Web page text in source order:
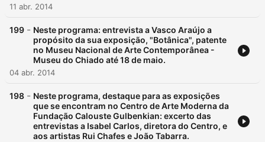
11 abr. 2014
199 - Neste programa: entrevista a Vasco Araújo a
propósito da sua exposição, "Botânica", patente
no Museu Nacional de Arte Contemporânea -
Museu do Chiado até 18 de maio.
04 abr. 2014
198 - Neste programa, destaque para as exposições
que se encontram no Centro de Arte Moderna da
Fundação Calouste Gulbenkian: excerto das
entrevistas a Isabel Carlos, diretora do Centro, e
aos artistas Rui Chafes e João Tabarra.